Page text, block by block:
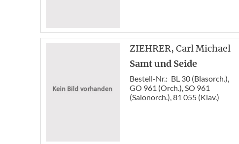
ZIEHRER, Carl Michael
Samt und Seide
Bestell-Nr.: BL 30 (Blasorch.),
GO 961 (Orch.), SO 961
(Salonorch.), 81 055 (Klav.)